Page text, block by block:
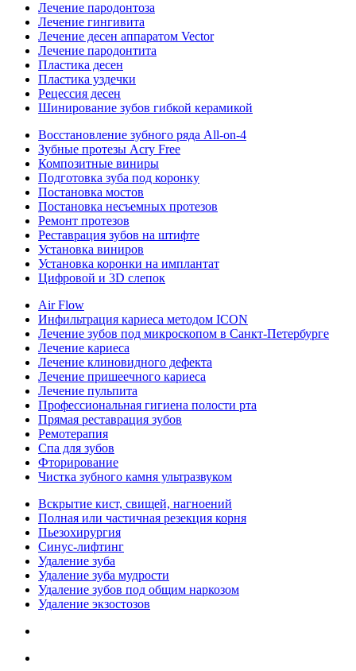
Лечение пародонтоза
Лечение гингивита
Лечение десен аппаратом Vector
Лечение пародонтита
Пластика десен
Пластика уздечки
Рецессия десен
Шинирование зубов гибкой керамикой
Восстановление зубного ряда All‑on‑4
Зубные протезы Acry Free
Композитные виниры
Подготовка зуба под коронку
Постановка мостов
Постановка несъемных протезов
Ремонт протезов
Реставрация зубов на штифте
Установка виниров
Установка коронки на имплантат
Цифровой и 3D слепок
Air Flow
Инфильтрация кариеса методом ICON
Лечение зубов под микроскопом в Санкт-Петербурге
Лечение кариеса
Лечение клиновидного дефекта
Лечение пришеечного кариеса
Лечение пульпита
Профессиональная гигиена полости рта
Прямая реставрация зубов
Ремотерапия
Спа для зубов
Фторирование
Чистка зубного камня ультразвуком
Вскрытие кист, свищей, нагноений
Полная или частичная резекция корня
Пьезохирургия
Синус-лифтинг
Удаление зуба
Удаление зуба мудрости
Удаление зубов под общим наркозом
Удаление экзостозов